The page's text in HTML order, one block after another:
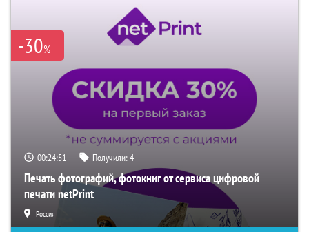
-30%
00:24:50 Получили:4
Печать фотографий, фотокниг от сервиса цифровой
печати netPrint
Россия